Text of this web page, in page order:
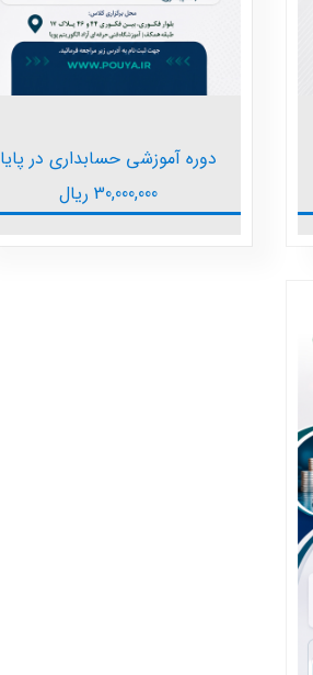
دوره آموزشی حسابداری در پایا
30,000,000 ریال